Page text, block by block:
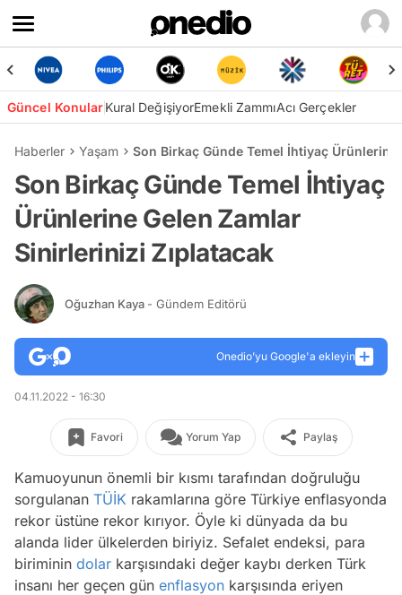
Güncel KonularKural DeğişiyorEmekli ZammıAcı Gerçekler
Haberler Yaşam Son Birkaç Günde Temel İhtiyaç
Son Birkaç Günde Temel İhtiyaç
Ürünlerine Gelen Zamlar
Sinirlerinizi Zıplatacak
Oğuzhan Kaya - Gündem Editörü
Onedio’yu Google'a ekleyin
04.11.2022 - 16:30
Favori Yorum Yap Paylaş
Kamuoyunun önemli bir kısmı tarafından doğruluğu
sorgulanan TÜİK rakamlarına göre Türkiye enflasyonda
rekor üstüne rekor kırıyor. Öyle ki dünyada da bu
alanda lider ülkelerden biriyiz. Sefalet endeksi, para
biriminin dolar karşısındaki değer kaybı derken Türk
insanı her geçen gün enflasyon karşısında eriyen